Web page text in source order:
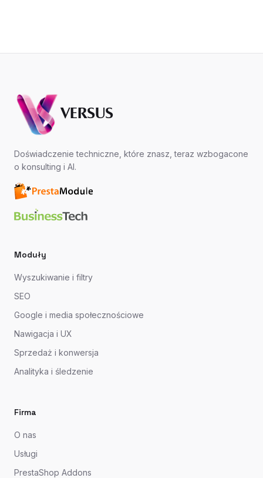
VERSUS
Doświadczenie techniczne, które znasz, teraz wzbogacone
o konsulting i AI.
Moduły
Wyszukiwanie i filtry
SEO
Google i media społecznościowe
Nawigacja i UX
Sprzedaż i konwersja
Analityka i śledzenie
Firma
O nas
Usługi
PrestaShop Addons